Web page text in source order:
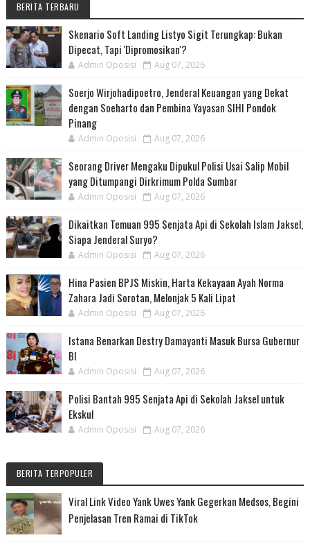
BERITA TERBARU
Skenario Soft Landing Listyo Sigit Terungkap: Bukan
Dipecat, Tapi 'Dipromosikan'?
Admin Oposisi Aug 07, 2026
Soerjo Wirjohadipoetro, Jenderal Keuangan yang Dekat
dengan Soeharto dan Pembina Yayasan SIHI Pondok
Pinang
Admin Oposisi Aug 07, 2026
Seorang Driver Mengaku Dipukul Polisi Usai Salip Mobil
yang Ditumpangi Dirkrimum Polda Sumbar
Admin Oposisi Aug 07, 2026
Dikaitkan Temuan 995 Senjata Api di Sekolah Islam Jaksel,
Siapa Jenderal Suryo?
Admin Oposisi Aug 07, 2026
Hina Pasien BPJS Miskin, Harta Kekayaan Ayah Norma
Zahara Jadi Sorotan, Melonjak 5 Kali Lipat
Admin Oposisi Aug 07, 2026
Istana Benarkan Destry Damayanti Masuk Bursa Gubernur
BI
Admin Oposisi Aug 07, 2026
Polisi Bantah 995 Senjata Api di Sekolah Jaksel untuk
Ekskul
Admin Oposisi Aug 07, 2026
BERITA TERPOPULER
Viral Link Video Yank Uwes Yank Gegerkan Medsos, Begini
Penjelasan Tren Ramai di TikTok